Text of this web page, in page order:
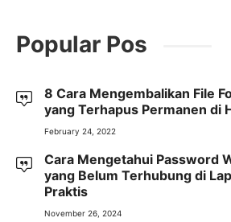
Popular Pos
8 Cara Mengembalikan File
yang Terhapus Permanen di
February 24, 2022
Cara Mengetahui Password
yang Belum Terhubung di
Praktis
November 26, 2024